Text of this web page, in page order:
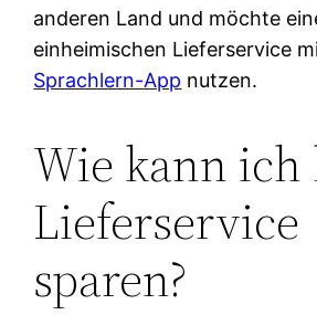
anderen Land und möchte
einheimischen Lieferservice
Sprachlern-App nutzen.
Wie kann ich
Lieferservice
sparen?